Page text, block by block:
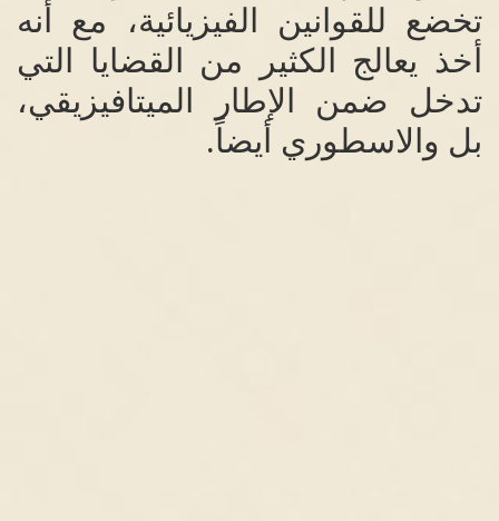
تخضع للقوانين الفيزيائية، مع أنه
أخذ يعالج الكثير من القضايا التي
تدخل ضمن الإطار الميتافيزيقي،
بل والاسطوري أيضاً.